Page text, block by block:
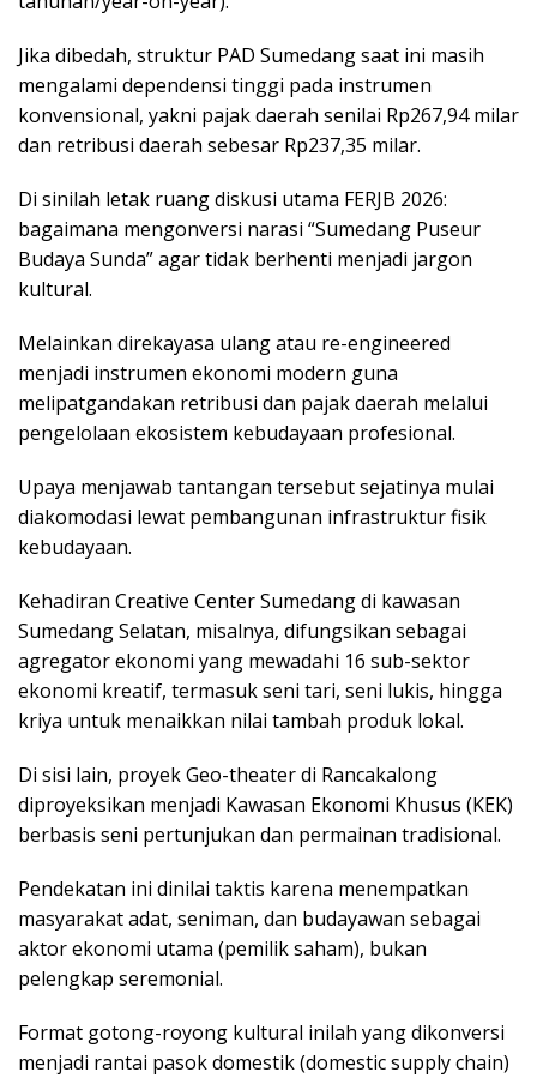
Jika dibedah, struktur PAD Sumedang saat ini masih
mengalami dependensi tinggi pada instrumen
konvensional, yakni pajak daerah senilai Rp267,94 milar
dan retribusi daerah sebesar Rp237,35 milar.
Di sinilah letak ruang diskusi utama FERJB 2026:
bagaimana mengonversi narasi “Sumedang Puseur
Budaya Sunda” agar tidak berhenti menjadi jargon
kultural.
Melainkan direkayasa ulang atau re-engineered
menjadi instrumen ekonomi modern guna
melipatgandakan retribusi dan pajak daerah melalui
pengelolaan ekosistem kebudayaan profesional.
Upaya menjawab tantangan tersebut sejatinya mulai
diakomodasi lewat pembangunan infrastruktur fisik
kebudayaan.
Kehadiran Creative Center Sumedang di kawasan
Sumedang Selatan, misalnya, difungsikan sebagai
agregator ekonomi yang mewadahi 16 sub-sektor
ekonomi kreatif, termasuk seni tari, seni lukis, hingga
kriya untuk menaikkan nilai tambah produk lokal.
Di sisi lain, proyek Geo-theater di Rancakalong
diproyeksikan menjadi Kawasan Ekonomi Khusus (KEK)
berbasis seni pertunjukan dan permainan tradisional.
Pendekatan ini dinilai taktis karena menempatkan
masyarakat adat, seniman, dan budayawan sebagai
aktor ekonomi utama (pemilik saham), bukan
pelengkap seremonial.
Format gotong-royong kultural inilah yang dikonversi
menjadi rantai pasok domestik (domestic supply chain)